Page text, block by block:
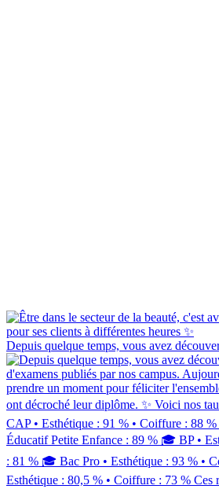
Depuis quelque temps, vous avez